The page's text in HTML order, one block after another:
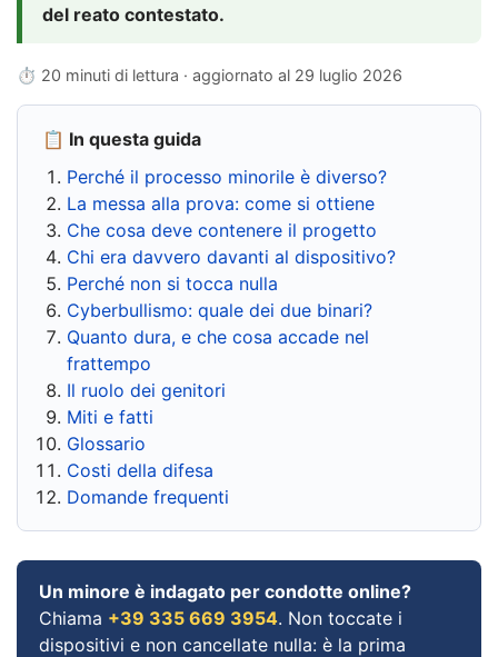
del reato contestato.
⏱ 20 minuti di lettura · aggiornato al 29 luglio 2026
📋 In questa guida
Perché il processo minorile è diverso?
La messa alla prova: come si ottiene
Che cosa deve contenere il progetto
Chi era davvero davanti al dispositivo?
Perché non si tocca nulla
Cyberbullismo: quale dei due binari?
Quanto dura, e che cosa accade nel
frattempo
Il ruolo dei genitori
Miti e fatti
Glossario
Costi della difesa
Domande frequenti
Un minore è indagato per condotte online?
Chiama +39 335 669 3954. Non toccate i
dispositivi e non cancellate nulla: è la prima